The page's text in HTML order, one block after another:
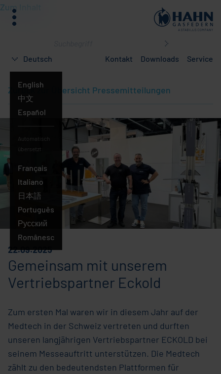
Zum Inhalt
Menü
Deutsch
Deutsch
English
中文
Español
Automatisch
übersetzt:
Français
Italiano
日本語
Português
Русский
Românesc
Kontakt Downloads Service
Zurück zur Übersicht Pressemitteilungen
22.09.2025
Gemeinsam mit unserem
Vertriebspartner Eckold
Zum ersten Mal waren wir in diesem Jahr auf der
Medtech in der Schweiz vertreten und durften
unseren langjährigen Vertriebspartner ECKOLD bei
seinem Messeauftritt unterstützen. Die Medtech
zählt zu den bedeutendsten Plattformen für
suchen
Sie?